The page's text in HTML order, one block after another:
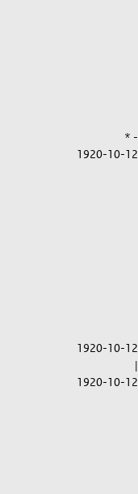
* -
1920-10-12
1920-10-12
|
1920-10-12